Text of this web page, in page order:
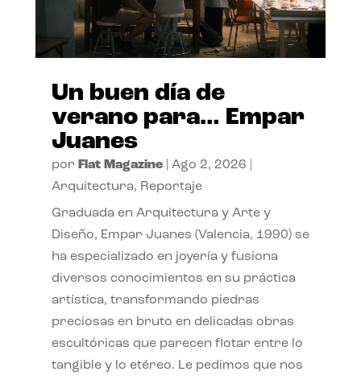
Un buen día de
verano para… Empar
Juanes
por Flat Magazine| Ago 2, 2026
Arquitectura, Reportaje
Graduada en Arquitectura y Arte y
Diseño, Empar Juanes (Valencia, 1990) se
ha especializado en joyería y fusiona
diversos conocimientos en su práctica
artística, transformando piedras
preciosas en bruto en delicadas obras
escultóricas que parecen flotar entre lo
tangible y lo etéreo. Le pedimos que nos